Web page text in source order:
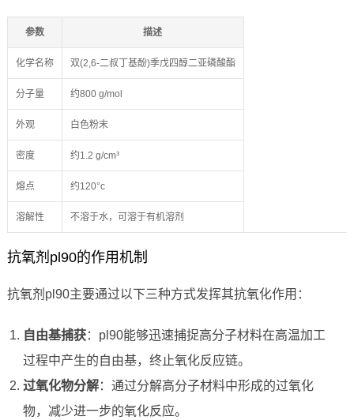
参数 描述
化学名称 双(2,6-二叔丁基酚)季戊四醇二亚磷酸酯
分子量 约800 g/mol
外观 白色粉末
密度 约1.2 g/cm³
熔点 约120°c
溶解性 不溶于水，可溶于有机溶剂
抗氧剂pl90的作用机制
抗氧剂pl90主要通过以下三种方式发挥其抗氧化作用：
自由基捕获：pl90能够迅速捕捉高分子材料在高温加工
过程中产生的自由基，终止氧化反应链。
过氧化物分解：通过分解高分子材料中形成的过氧化
物，减少进一步的氧化反应。